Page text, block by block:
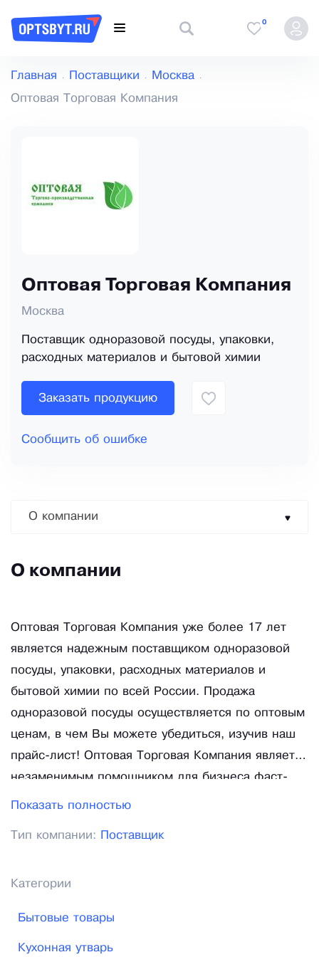
0
Главная Поставщики Москва
Оптовая Торговая Компания
Оптовая Торговая Компания
Москва
Поставщик одноразовой посуды, упаковки,
расходных материалов и бытовой химии
Заказать продукцию
Сообщить об ошибке
О компании
О компании
Оптовая Торговая Компания уже более 17 лет
является надежным поставщиком одноразовой
посуды, упаковки, расходных материалов и
бытовой химии по всей России. Продажа
одноразовой посуды осуществляется по оптовым
ценам, в чем Вы можете убедиться, изучив наш
прайс-лист! Оптовая Торговая Компания является
незаменимым помощником для бизнеса фаст-
фуд, кофеин, ресторанов и баров, кафе,
посуда оптом или в розницу будет
купить нашими менеджерами ! Собственный
позволяет нам обеспечить бесперебойные
поставки для Вашего бизнеса, сохранить Ваши
Показать полностью
Тип компании: Поставщик
Категории
Бытовые товары
Кухонная утварь